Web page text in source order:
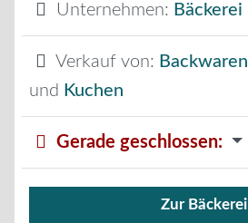
Unternehmen: Bäckerei
Verkauf von: Backwaren
und Kuchen
Gerade geschlossen:
Verkauf von Brötchen,
Zur Bäckerei